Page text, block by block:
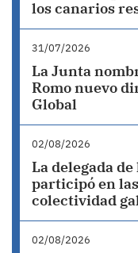
los canarios
31/07/2026
La Junta
Romo nuevo
Global
02/08/2026
La delegada
participó en
colectividad
02/08/2026